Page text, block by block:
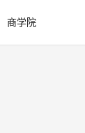
商学院